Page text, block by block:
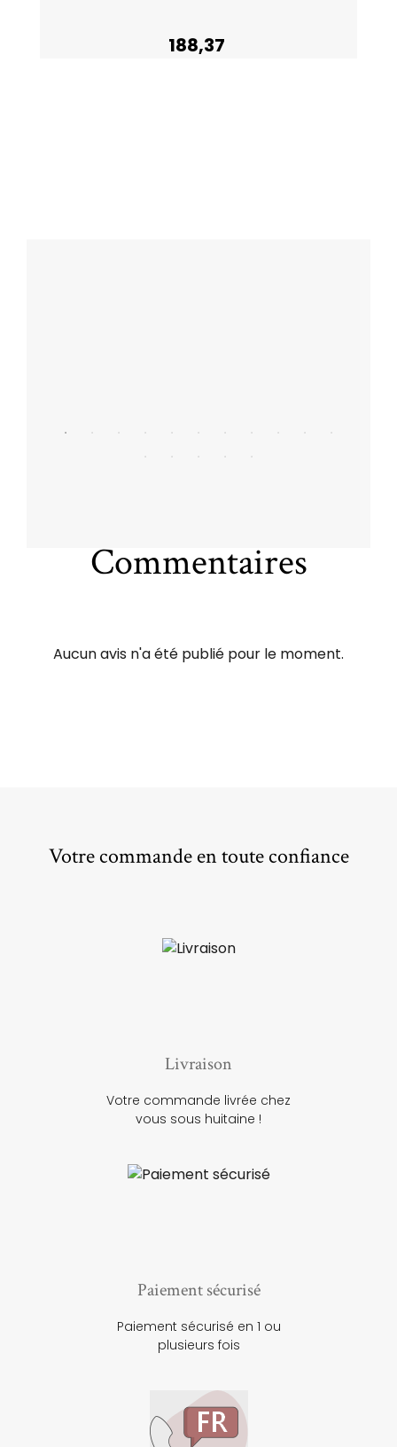
188,37
Commentaires
Aucun avis n'a été publié pour le moment.
Votre commande en toute confiance
Livraison
Votre commande livrée chez
vous sous huitaine !
Paiement sécurisé
Paiement sécurisé en 1 ou
plusieurs fois